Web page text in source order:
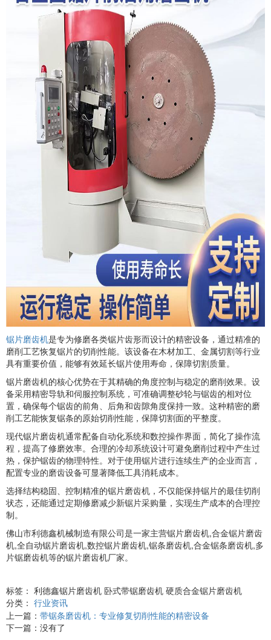
锯片磨齿机是专为修磨各类锯片齿形而设计的精密设备，通过精准的
磨削工艺恢复锯片的切削性能。该设备在木材加工、金属切割等行业
具有重要价值，能够有效延长锯片使用寿命，保障切割质量。
锯片磨齿机的核心优势在于其精确的角度控制与稳定的磨削效果。设
备采用精密导轨和伺服控制系统，可准确调整砂轮与锯齿的相对位
置，确保每个锯齿的前角、后角和齿隙角度保持一致。这种精密的磨
削工艺能恢复锯条的原始切削性能，保障切割面的平整度。
现代锯片磨齿机通常配备自动化系统和数控操作界面，简化了操作流
程，提高了修磨效率。合理的冷却系统设计可避免磨削过程中产生过
热，保护锯齿的物理特性。对于使用锯片进行连续生产的企业而言，
配置专业的磨齿设备可显著降低工具消耗成本。
选择结构稳固、控制精准的锯片磨齿机，不仅能保持锯片的最佳切削
状态，还能通过定期修磨减少新锯片采购量，实现生产成本的合理控
制。
佛山市利德鑫机械制造有限公司是一家主营锯片磨齿机,合金锯片磨齿
机,全自动锯片磨齿机,数控锯片磨齿机,锯条磨齿机,合金锯条磨齿机,多
片锯磨齿机等的锯片磨齿机厂家。
标签： 利德鑫锯片磨齿机 卧式带锯磨齿机 硬质合金锯片磨齿机
分类： 行业资讯
上一篇： 带锯条磨齿机：专业修复切削性能的精密设备
下一篇：没有了